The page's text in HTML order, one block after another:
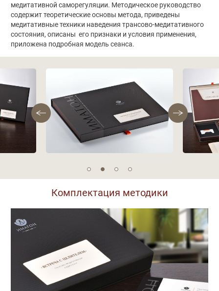
медитативной саморегуляции. Методическое руководство
содержит теоретические основы метода, приведены
медитативные техники наведения трансово-медитативного
состояния, описаны его признаки и условия применения,
приложена подробная модель сеанса.
Фотографии
Комплектация методики